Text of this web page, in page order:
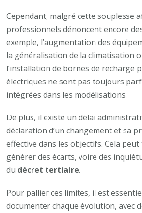
Cependant, malgré cette souplesse
professionnels dénoncent encore
exemple, l’augmentation des
la généralisation de la climatisation
l’installation de bornes de recharge
électriques ne sont pas toujours
intégrées dans les modélisations.
De plus, il existe un délai
déclaration d’un changement et sa
effective dans les objectifs. Cela
générer des écarts, voire des
du décret tertiaire.
Pour pallier ces limites, il est
documenter chaque évolution, avec